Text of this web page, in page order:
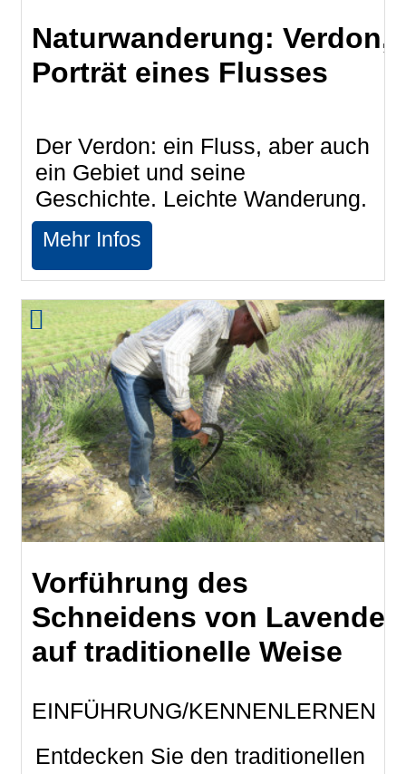
Naturwanderung: Verdon,
Porträt eines Flusses
Der Verdon: ein Fluss, aber auch
ein Gebiet und seine
Geschichte. Leichte Wanderung.
Mehr Infos
Vorführung des
Schneidens von Lavendel
auf traditionelle Weise
EINFÜHRUNG/KENNENLERNEN
Entdecken Sie den traditionellen